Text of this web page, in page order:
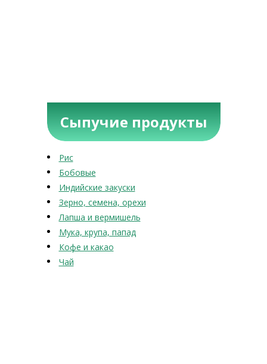
Сыпучие продукты
Рис
Бобовые
Индийские закуски
Зерно, семена, орехи
Лапша и вермишель
Мука, крупа, папад
Кофе и какао
Чай